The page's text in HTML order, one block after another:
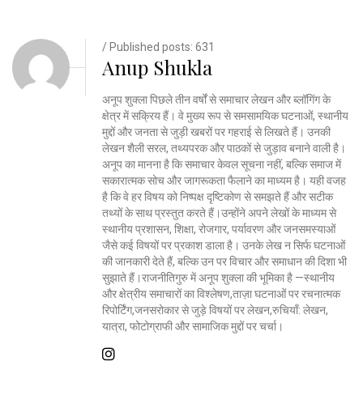
/ Published posts: 631
Anup Shukla
अनूप शुक्ला पिछले तीन वर्षों से समाचार लेखन और ब्लॉगिंग के
क्षेत्र में सक्रिय हैं। वे मुख्य रूप से समसामयिक घटनाओं, स्थानीय
मुद्दों और जनता से जुड़ी खबरों पर गहराई से लिखते हैं। उनकी
लेखन शैली सरल, तथ्यपरक और पाठकों से जुड़ाव बनाने वाली है।
अनूप का मानना है कि समाचार केवल सूचना नहीं, बल्कि समाज में
सकारात्मक सोच और जागरूकता फैलाने का माध्यम है। यही वजह
है कि वे हर विषय को निष्पक्ष दृष्टिकोण से समझते हैं और सटीक
तथ्यों के साथ प्रस्तुत करते हैं।उन्होंने अपने लेखों के माध्यम से
स्थानीय प्रशासन, शिक्षा, रोजगार, पर्यावरण और जनसमस्याओं
जैसे कई विषयों पर प्रकाश डाला है। उनके लेख न सिर्फ घटनाओं
की जानकारी देते हैं, बल्कि उन पर विचार और समाधान की दिशा भी
सुझाते हैं।राजनीतिगुरु में अनूप शुक्ला की भूमिका है —स्थानीय
और क्षेत्रीय समाचारों का विश्लेषण,ताज़ा घटनाओं पर रचनात्मक
रिपोर्टिंग,जनसरोकार से जुड़े विषयों पर लेखन,रुचियाँ: लेखन,
यात्रा, फोटोग्राफी और सामाजिक मुद्दों पर चर्चा।